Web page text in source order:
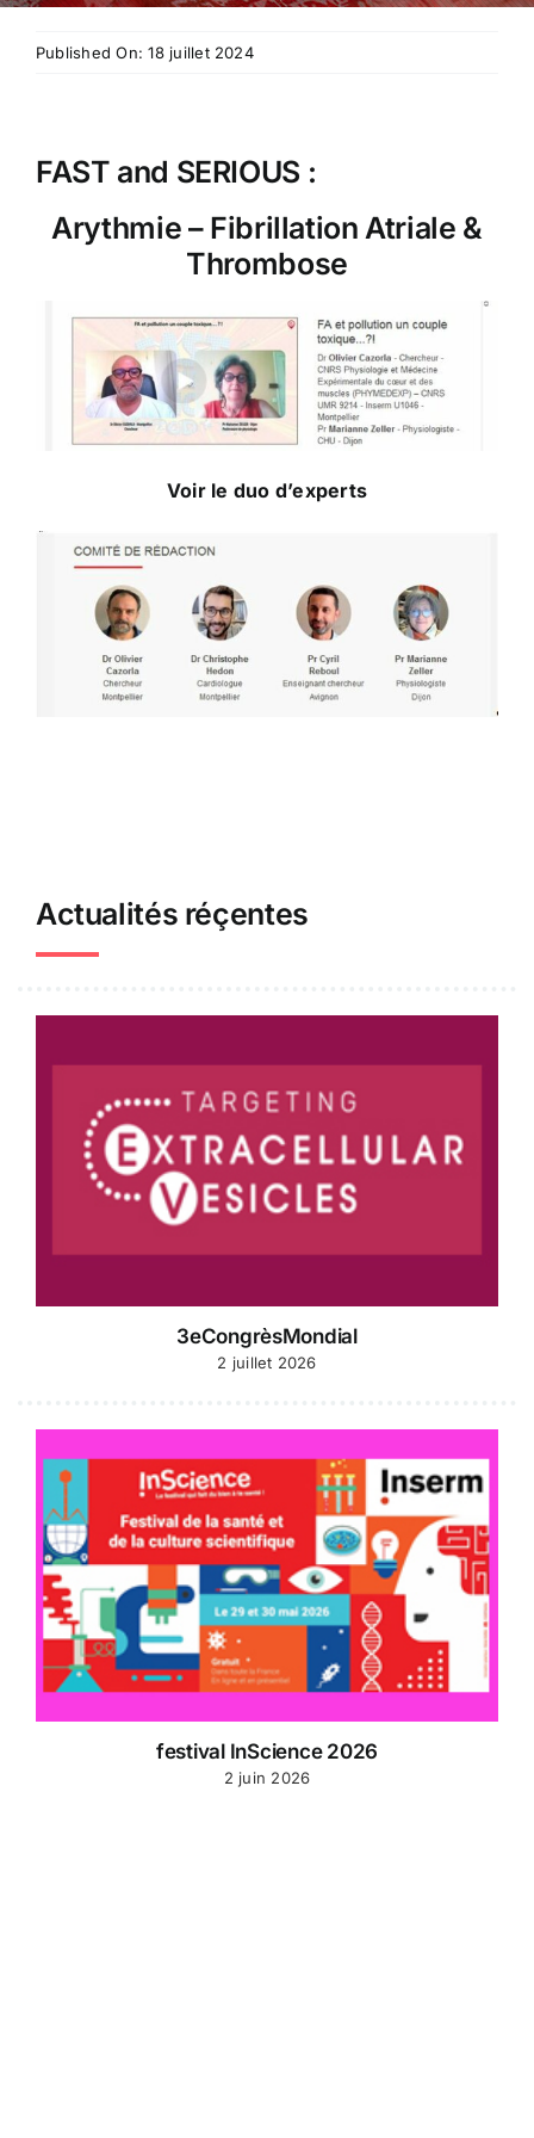
Published On: 18 juillet 2024
FAST and SERIOUS :
Arythmie – Fibrillation Atriale &
Thrombose
Voir le duo d’experts
Actualités réçentes
3eCongrèsMondial
2 juillet 2026
festival InScience 2026
2 juin 2026